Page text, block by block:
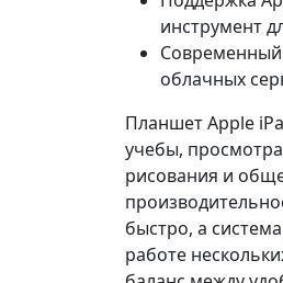
инструмент
Современный
облачных
Планшет Apple
учебы,
рисования и
быстро, а
работе